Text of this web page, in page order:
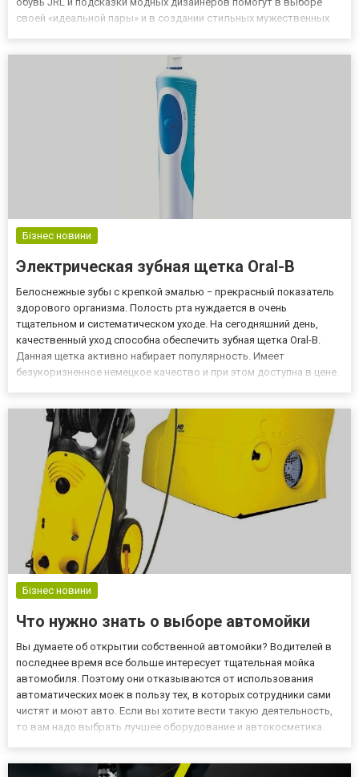
своей «идеальной пары» и в создании стильных мужественных
Бізнес новини
Электрическая зубная щетка Oral-B
Белоснежные зубы с крепкой эмалью − прекрасный показатель
здорового организма. Полость рта нуждается в очень
тщательном и систематическом уходе. На сегодняшний день,
качественный уход способна обеспечить зубная щетка Oral-B.
Данная щетка активно набирает популярность. Имеет
безукоризненное немецкое качество и при этом доступна в цене.
которые исполь...
Бізнес новини
Что нужно знать о выборе автомойки
Вы думаете об открытии собственной автомойки? Водителей в
последнее время все больше интересует тщательная мойка
автомобиля. Поэтому они отказываются от использования
автоматических моек в пользу тех, в которых сотрудники сами
чистят и моют авто. Если вы хотите вести такую деятельность,
то вам надо выбрать лучшее оборудование и автокосметика.